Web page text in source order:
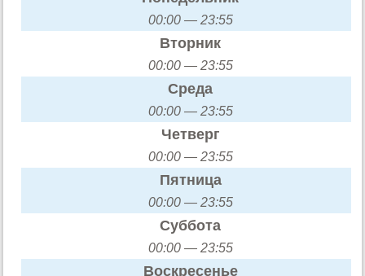
00:00 — 23:55
Вторник
00:00 — 23:55
Среда
00:00 — 23:55
Четверг
00:00 — 23:55
Пятница
00:00 — 23:55
Суббота
00:00 — 23:55
Воскресенье